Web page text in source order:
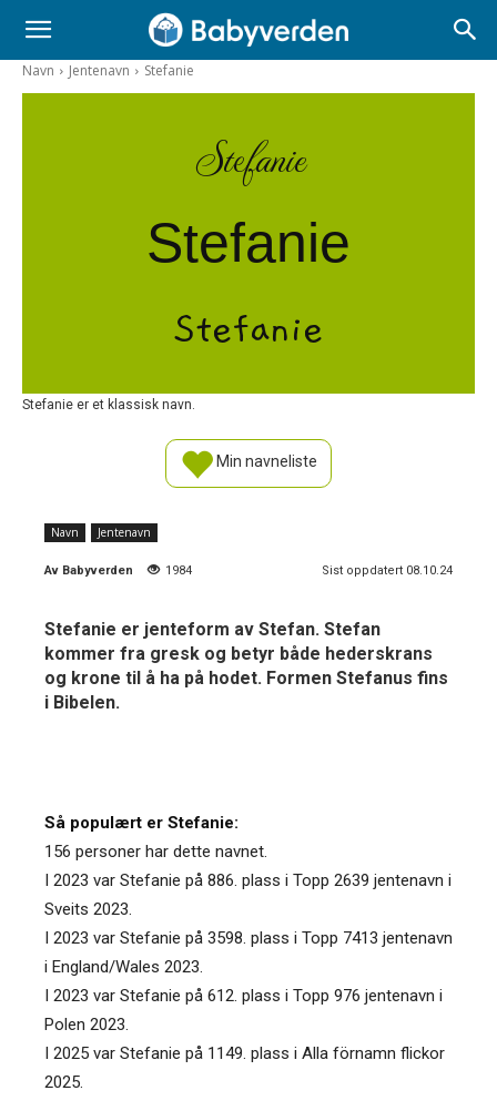
Navn Jentenavn Stefanie
Stefanie
Stefanie
Stefanie
Stefanie er et klassisk navn.
Min navneliste
Navn Jentenavn
Av Babyverden 1984 Sist oppdatert 08.10.24
Stefanie er jenteform av Stefan. Stefan
kommer fra gresk og betyr både hederskrans
og krone til å ha på hodet. Formen Stefanus fins
i Bibelen.
Så populært er Stefanie:
156 personer har dette navnet.
I 2023 var Stefanie på 886. plass i Topp 2639 jentenavn i
Sveits 2023.
I 2023 var Stefanie på 3598. plass i Topp 7413 jentenavn
i England/Wales 2023.
I 2023 var Stefanie på 612. plass i Topp 976 jentenavn i
Polen 2023.
I 2025 var Stefanie på 1149. plass i Alla förnamn flickor
2025.